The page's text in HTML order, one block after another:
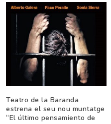
Teatro de la Baranda
estrena el seu nou muntatge
“El último pensamiento de